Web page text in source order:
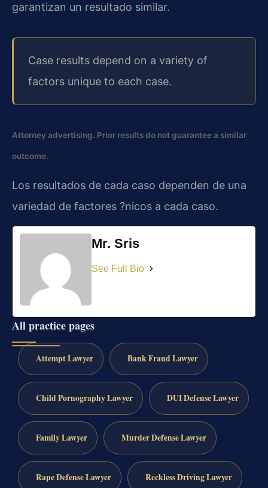
garantizan un resultado similar.
Case results depend on a variety of
factors unique to each case.
Attorney advertising. Prior results do not guarantee a similar
outcome.
Los resultados de cada caso dependen de una
variedad de factores ?nicos a cada caso.
Mr. Sris
See Full Bio
All practice pages
Attempt Lawyer Bank Fraud Lawyer
Child Pornography Lawyer DUI Defense Lawyer
Family Lawyer Murder Defense Lawyer
Rape Defense Lawyer Reckless Driving Lawyer